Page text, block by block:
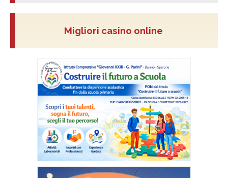
Migliori casino online